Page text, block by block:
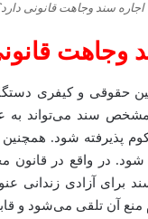
اجاره سند وجاهت قانونی
وجاهت
حقوقی و کیفری
سند می‌تواند به
پذیرفته شود. همچنین
در واقع در قانون
برای آزادی زندانی
آن تلقی می‌شود و